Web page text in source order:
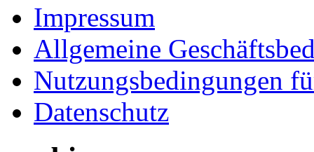
Impressum
Allgemeine
Nutzungsbedingungen
Datenschutz